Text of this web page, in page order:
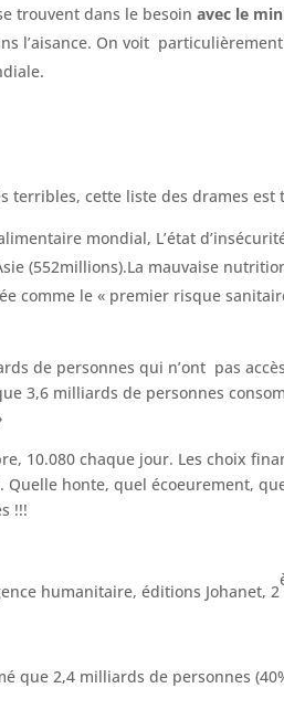
trouvent dans le besoinavec le
l’aisance. On voit
terribles, cette liste des drames
mondial, L’état
(552millions).La mauvaise
comme le « premier risque
de personnes qui n’ont pas
3,6 milliards de personnes
10.080 chaque jour. Les choix
honte, quel écoeurement,
!!!
humanitaire, éditions Johanet, 2
que 2,4 milliards de personnes